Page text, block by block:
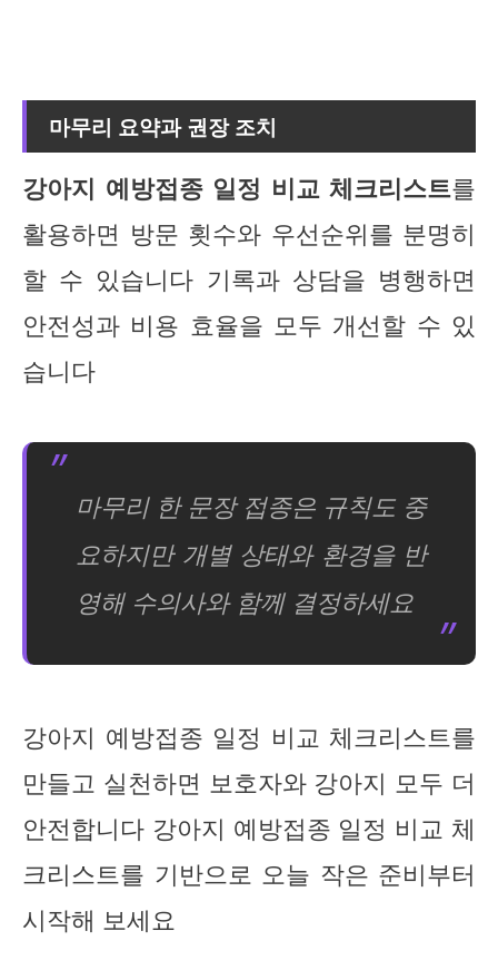
마무리 요약과 권장 조치
강아지 예방접종 일정 비교 체크리스트를
활용하면 방문 횟수와 우선순위를 분명히
할 수 있습니다 기록과 상담을 병행하면
안전성과 비용 효율을 모두 개선할 수 있
습니다
마무리 한 문장 접종은 규칙도 중
요하지만 개별 상태와 환경을 반
영해 수의사와 함께 결정하세요
강아지 예방접종 일정 비교 체크리스트를
만들고 실천하면 보호자와 강아지 모두 더
안전합니다 강아지 예방접종 일정 비교 체
크리스트를 기반으로 오늘 작은 준비부터
시작해 보세요